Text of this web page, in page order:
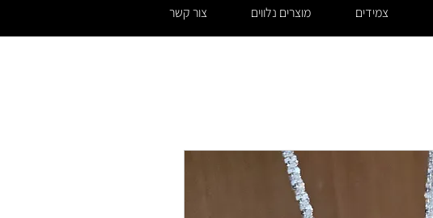
צמידים מוצרים נלווים צור קשר